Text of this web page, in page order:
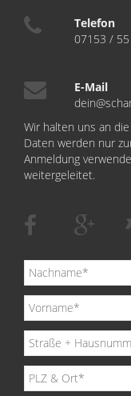
Telefon
07153 /
E-Mail
Wir halten uns an die
Daten werden nur
Anmeldung
weitergeleitet.